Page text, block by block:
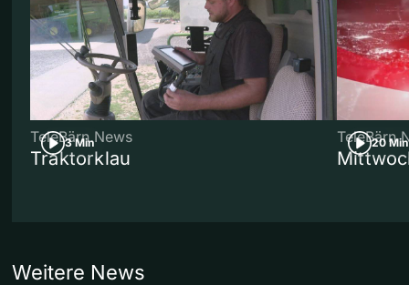
3 Min
TeleBärn News
Traktorklau
20 Min
TeleBärn
Weitere News